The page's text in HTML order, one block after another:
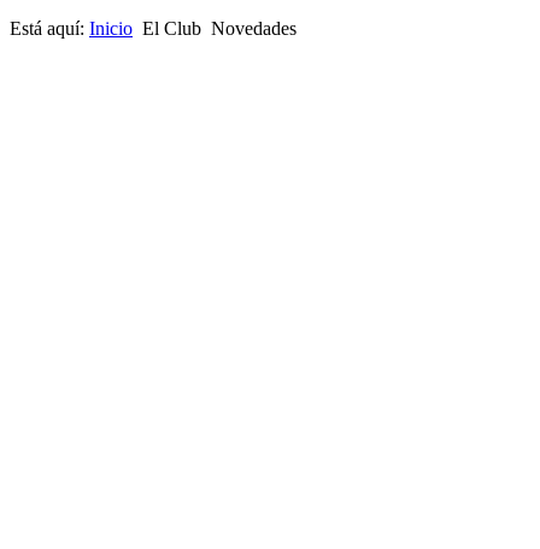
Está aquí: Inicio El Club Novedades